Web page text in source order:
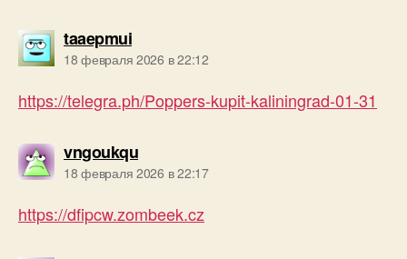
taaepmuiпишет:
18 февраля 2026 в 22:12
https://telegra.ph/Poppers-kupit-kaliningrad-01-31
vngoukquпишет:
18 февраля 2026 в 22:17
https://dfipcw.zombeek.cz